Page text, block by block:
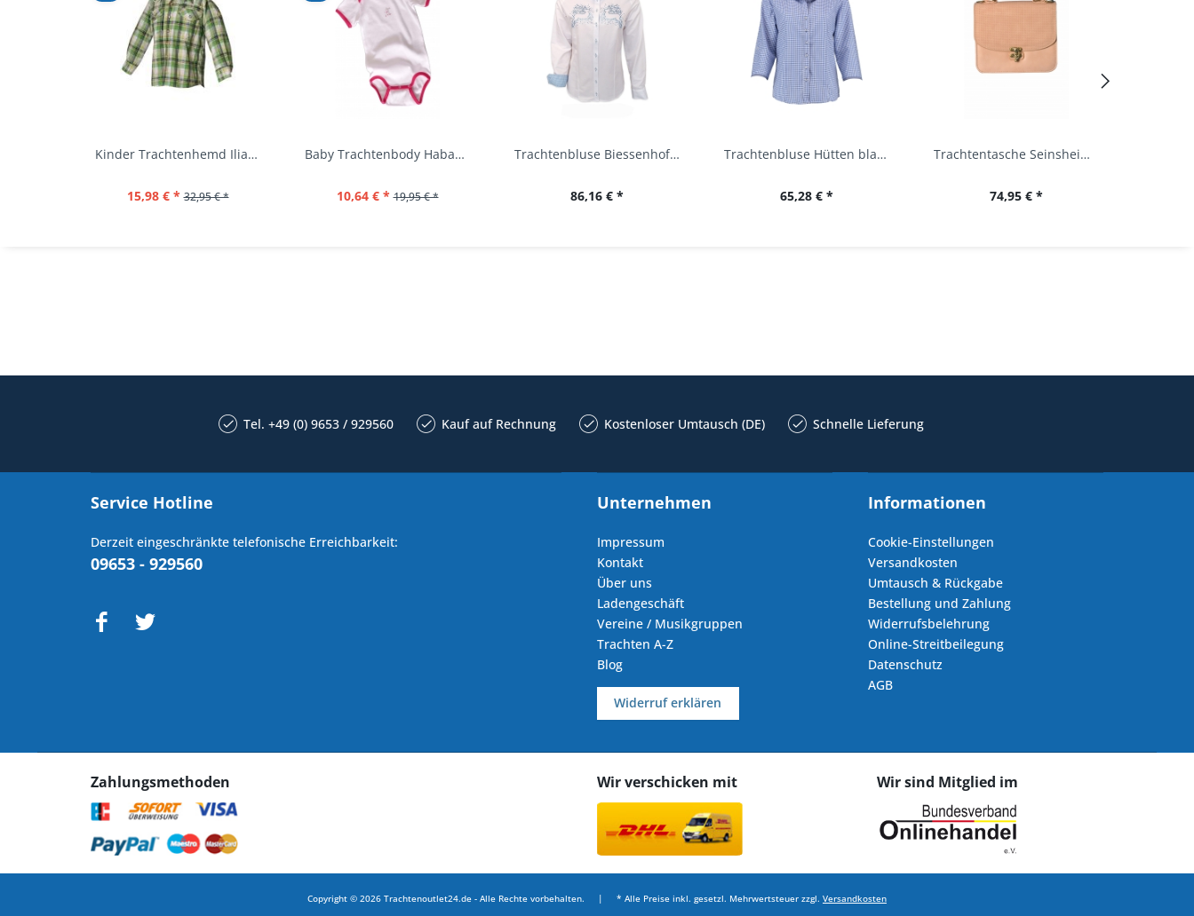
Kinder Trachtenhemd Ilias giftgrün langarm...
15,98 € * 32,95 € *
Baby Trachtenbody Habach weiß/pink Isar Trachten
10,64 € * 19,95 € *
Trachtenbluse Biessenhofen weiß Langarm OS...
86,16 € *
Trachtenbluse Hütten blau 7/8 Arm OS Trachten
65,28 € *
Trachtentasche Seinsheim lachs rosa Werner...
74,95 € *
Tel. +49 (0) 9653 / 929560 Kauf auf Rechnung Kostenloser Umtausch (DE) Schnelle Lieferung
Service Hotline
Derzeit eingeschränkte telefonische Erreichbarkeit:
09653 - 929560
Unternehmen
Impressum
Kontakt
Über uns
Ladengeschäft
Vereine / Musikgruppen
Trachten A-Z
Blog
Widerruf erklären
Informationen
Cookie-Einstellungen
Versandkosten
Umtausch & Rückgabe
Bestellung und Zahlung
Widerrufsbelehrung
Online-Streitbeilegung
Datenschutz
AGB
Zahlungsmethoden Wir verschicken mit Wir sind Mitglied im
Copyright © 2026 Trachtenoutlet24.de - Alle Rechte vorbehalten. | * Alle Preise inkl. gesetzl. Mehrwertsteuer zzgl. Versandkosten